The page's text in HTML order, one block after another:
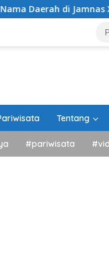
XII Cibubur
Tentang
#pariwisata